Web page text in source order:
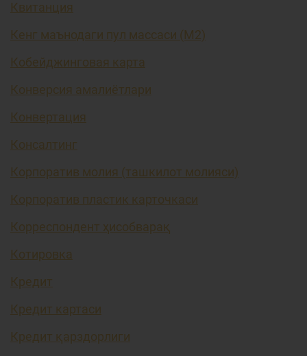
Квитанция
Кенг маънодаги пул массаси (М2)
Кобейджинговая карта
Конверсия амалиётлари
Конвертация
Консалтинг
Корпоратив молия (ташкилот молияси)
Корпоратив пластик карточкаси
Корреспондент ҳисобварақ
Котировка
Кредит
Кредит картаси
Кредит қарздорлиги